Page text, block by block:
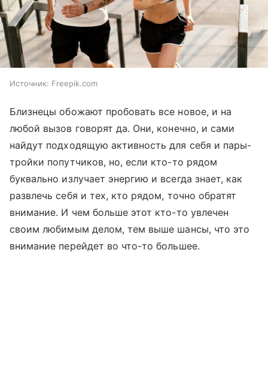
Источник: Freepik.com
Близнецы обожают пробовать все новое, и на
любой вызов говорят да. Они, конечно, и сами
найдут подходящую активность для себя и пары-
тройки попутчиков, но, если кто-то рядом
буквально излучает энергию и всегда знает, как
развлечь себя и тех, кто рядом, точно обратят
внимание. И чем больше этот кто-то увлечен
своим любимым делом, тем выше шансы, что это
внимание перейдет во что-то большее.